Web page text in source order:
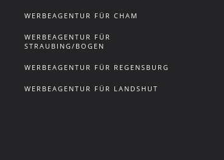
WERBEAGENTUR FÜR CHAM
WERBEAGENTUR FÜR
STRAUBING/BOGEN
WERBEAGENTUR FÜR REGENSBURG
WERBEAGENTUR FÜR LANDSHUT